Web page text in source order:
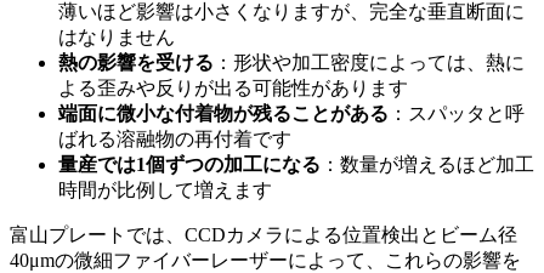
薄いほど影響は小さくなりますが、完全な垂直断面に
はなりません
熱の影響を受ける ：形状や加工密度によっては、熱に
よる歪みや反りが出る可能性があります
端面に微小な付着物が残ることがある ：スパッタと呼
ばれる溶融物の再付着です
量産では1個ずつの加工になる ：数量が増えるほど加工
時間が比例して増えます
富山プレートでは、CCDカメラによる位置検出とビーム径
40μmの微細ファイバーレーザーによって、これらの影響を